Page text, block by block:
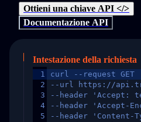
Ottieni una chiave API </>
Documentazione API
Intestazione della richiesta
1
2
3
4
5
curl --request GET
--url https://
--header 'Accept:
--header 'Accept-
--header 'Content-